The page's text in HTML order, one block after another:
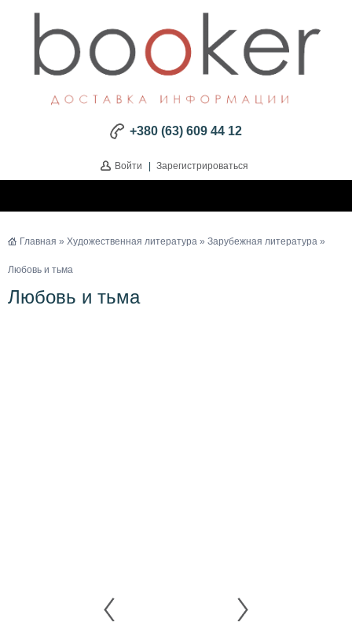
+380 (63) 609 44 12
Войти | Зарегистрироваться
Главная » Художественная литература » Зарубежная литература »
Любовь и тьма
Любовь и тьма